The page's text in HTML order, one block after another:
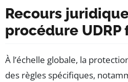
Recours
procédure
À l’échelle globale, la
des règles spécifiques,